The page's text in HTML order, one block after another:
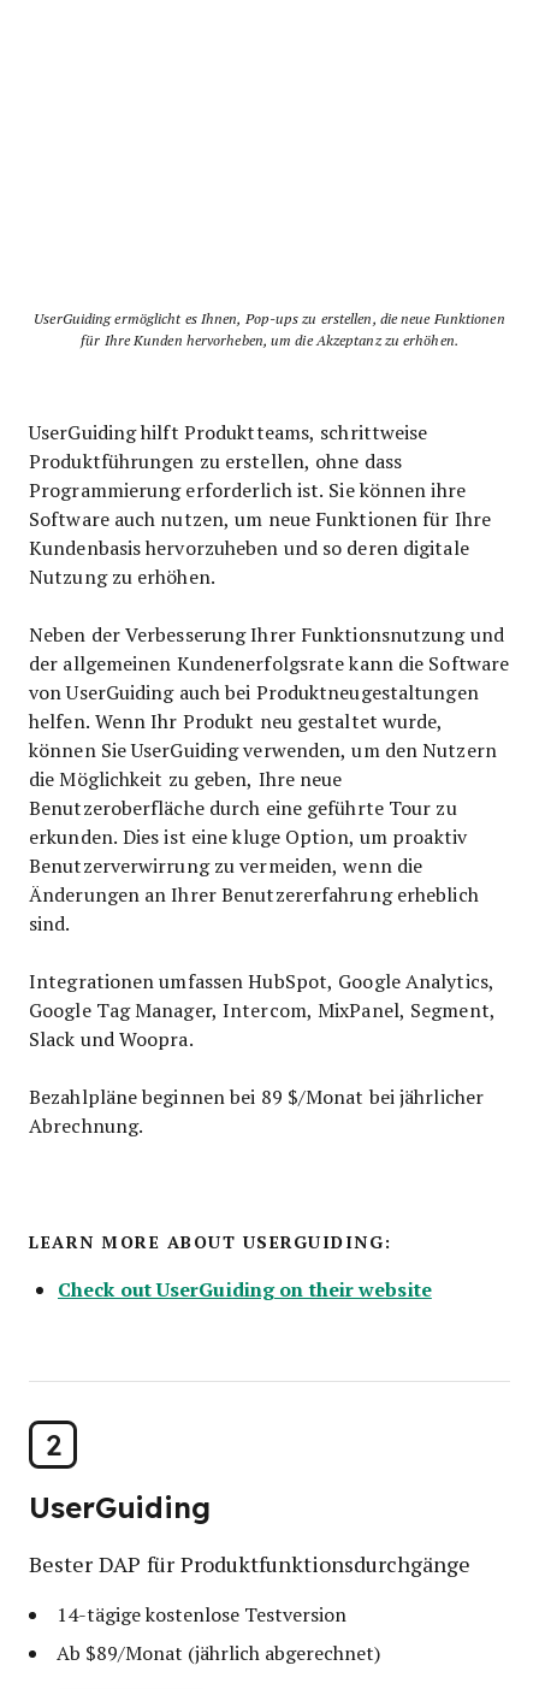
UserGuiding ermöglicht es Ihnen, Pop-ups zu erstellen, die neue Funktionen
für Ihre Kunden hervorheben, um die Akzeptanz zu erhöhen.
UserGuiding hilft Produktteams, schrittweise
Produktführungen zu erstellen, ohne dass
Programmierung erforderlich ist. Sie können ihre
Software auch nutzen, um neue Funktionen für Ihre
Kundenbasis hervorzuheben und so deren digitale
Nutzung zu erhöhen.
Neben der Verbesserung Ihrer Funktionsnutzung und
der allgemeinen Kundenerfolgsrate kann die Software
von UserGuiding auch bei Produktneugestaltungen
helfen. Wenn Ihr Produkt neu gestaltet wurde,
können Sie UserGuiding verwenden, um den Nutzern
die Möglichkeit zu geben, Ihre neue
Benutzeroberfläche durch eine geführte Tour zu
erkunden. Dies ist eine kluge Option, um proaktiv
Benutzerverwirrung zu vermeiden, wenn die
Änderungen an Ihrer Benutzererfahrung erheblich
sind.
Integrationen umfassen HubSpot, Google Analytics,
Google Tag Manager, Intercom, MixPanel, Segment,
Slack und Woopra.
Bezahlpläne beginnen bei 89 $/Monat bei jährlicher
Abrechnung.
LEARN MORE ABOUT USERGUIDING:
Check out UserGuiding on their website
2
UserGuiding
Bester DAP für Produktfunktionsdurchgänge
14-tägige kostenlose Testversion
Ab $89/Monat (jährlich abgerechnet)